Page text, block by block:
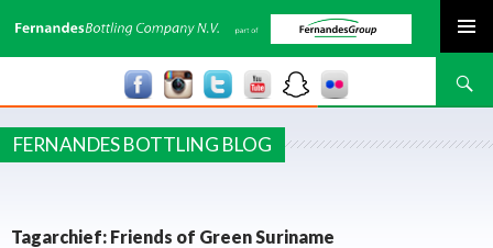
Zoeken
FERNANDES BOTTLING BLOG
Tagarchief: Friends of Green Suriname